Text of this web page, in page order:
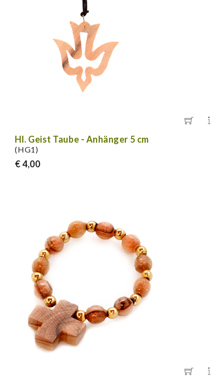
Hl. Geist Taube - Anhänger 5 cm
(HG1)
€ 4,00